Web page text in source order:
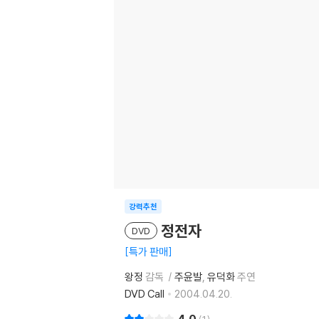
강력추천
DVD 정전자
특가 판매
왕정 감독 주윤발 유덕화주연
DVD Call
2004.04.20.